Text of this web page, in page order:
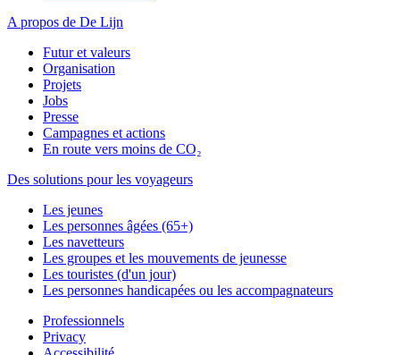
A propos de De Lijn
Futur et valeurs
Organisation
Projets
Jobs
Presse
Campagnes et actions
En route vers moins de CO₂
Des solutions pour les voyageurs
Les jeunes
Les personnes âgées (65+)
Les navetteurs
Les groupes et les mouvements de jeunesse
Les touristes (d'un jour)
Les personnes handicapées ou les accompagnateurs
Professionnels
Privacy